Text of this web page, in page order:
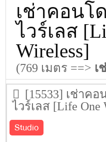
เช่าคอนโ
ไวร์เลส
Wireless]
(769 เมตร ==> เ
[15533] เช่าค
ไวร์เลส [Life
7
Studio